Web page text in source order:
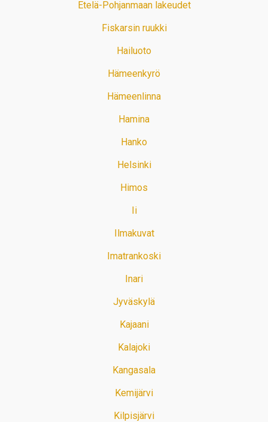
Etelä-Pohjanmaan lakeudet
Fiskarsin ruukki
Hailuoto
Hämeenkyrö
Hämeenlinna
Hamina
Hanko
Helsinki
Himos
Ii
Ilmakuvat
Imatrankoski
Inari
Jyväskylä
Kajaani
Kalajoki
Kangasala
Kemijärvi
Kilpisjärvi